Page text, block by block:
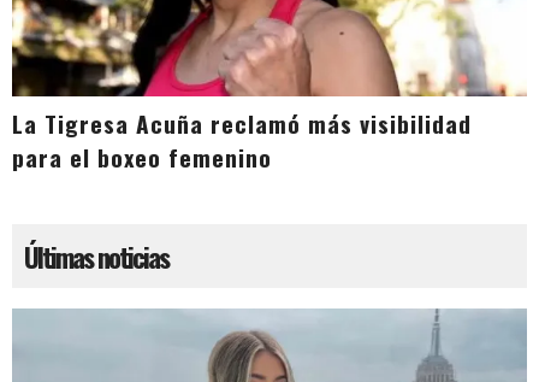
La Tigresa Acuña reclamó más visibilidad
para el boxeo femenino
Últimas noticias